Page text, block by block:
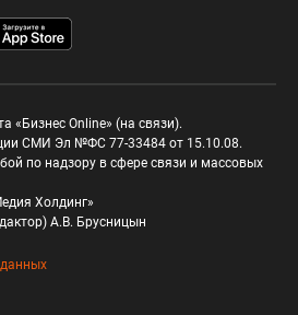
«Бизнес Online» (на связи).
СМИ Эл №ФС 77-33484 от 15.10.08.
по надзору в сфере связи и массовых
Холдинг»
А.В. Брусницын